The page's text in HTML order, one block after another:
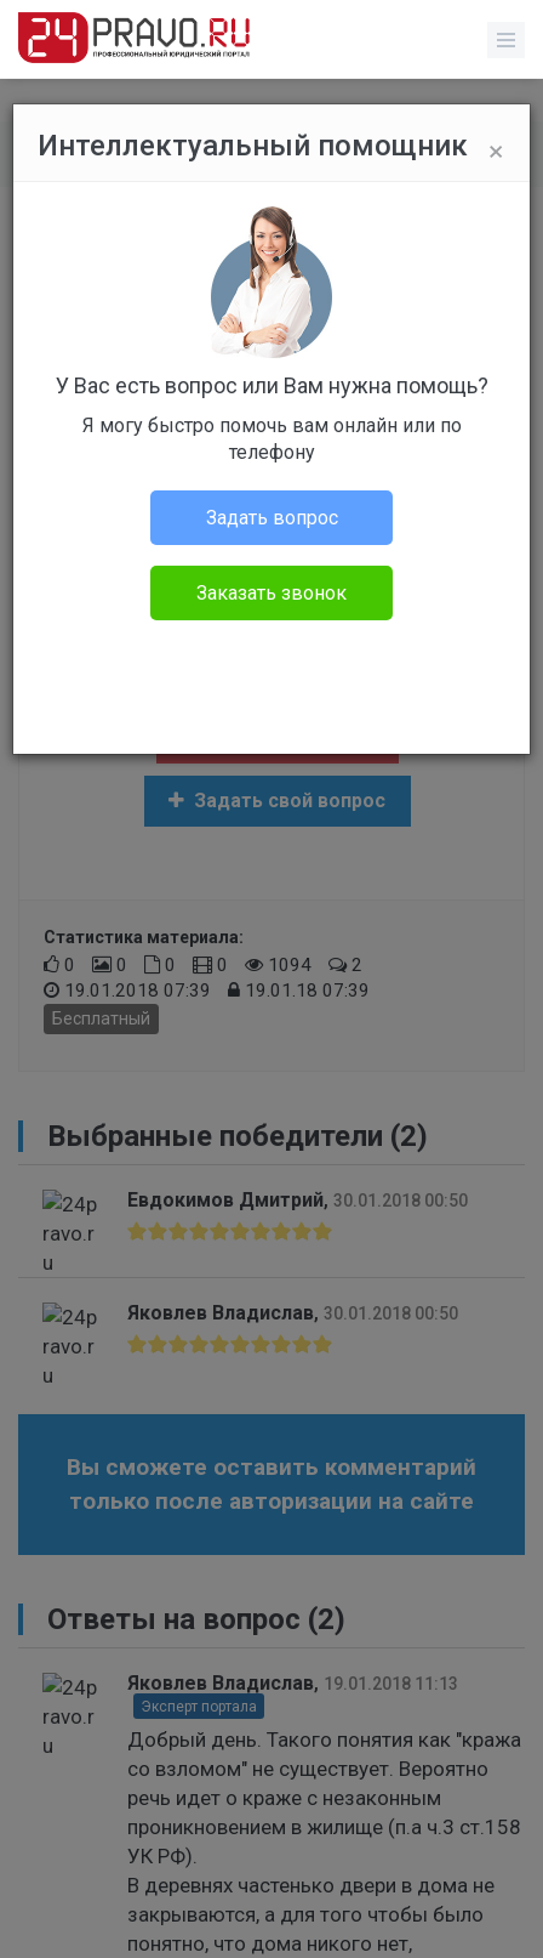
Все вопросы / Уголовное право
кража с проникновением
Вопрос уже решен
Здравствуйте.Палка у двери это может
Задать свой вопрос
Статистика материала:
0 0 0 0 1094
2
19.01.2018 07:39
19.01.18 07:39
Бесплатный
Выбранные победители (2)
Евдокимов Дмитрий, 30.01.2018 00:50
Яковлев Владислав, 30.01.2018 00:50
Вы сможете оставить комментарий
только после авторизации на сайте
Ответы на вопрос (2)
Яковлев Владислав, 19.01.2018 11:13
Эксперт портала
Добрый день. Такого понятия как "кража
со взломом" не существует. Вероятно
речь идет о краже с незаконным
проникновением в жилище (п.а ч.3 ст.158
УК РФ).
В деревнях частенько двери в дома не
закрываются, а для того чтобы было
понятно, что дома никого нет,
×
Интеллектуальный помощник
У Вас есть вопрос или Вам нужна помощь?
Я могу быстро помочь вам онлайн или по
телефону
Задать вопрос
Заказать звонок